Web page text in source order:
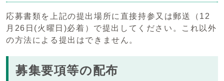
応募書類を上記の提出場所に直接持参又は郵送（12
月26日(火曜日)必着）で提出してください。これ以外
の方法による提出はできません。
募集要項等の配布